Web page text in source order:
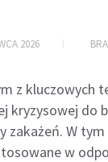
2026
z kluczowych
kryzysowej do
zakażeń. W
w